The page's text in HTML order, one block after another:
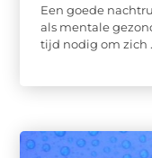
Een goede
als mentale
tijd nodig om zich